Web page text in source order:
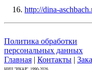
http://dina-
Политика обработки
персональных данных
Главная | Контакты |
НИЦ "ИКАР", 1990-2026